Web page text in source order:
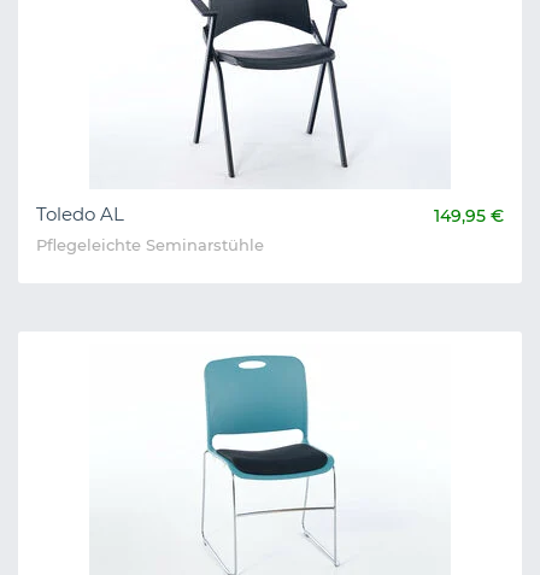
Toledo AL 149,95 €
Pflegeleichte Seminarstühle